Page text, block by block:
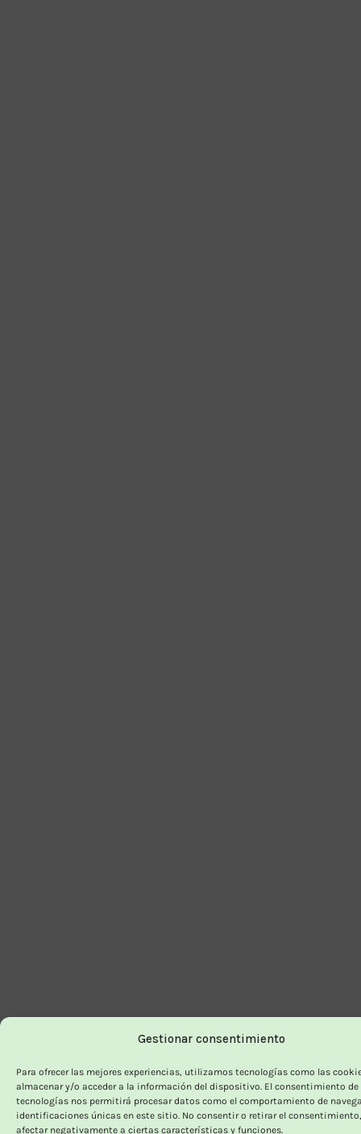
Gestionar consentimiento
Para ofrecer las mejores experiencias, utilizamos tecnologías como las
almacenar y/o acceder a la información del dispositivo. El consentimiento de
tecnologías nos permitirá procesar datos como el comportamiento de
identificaciones únicas en este sitio. No consentir o retirar el
afectar negativamente a ciertas características y funciones.